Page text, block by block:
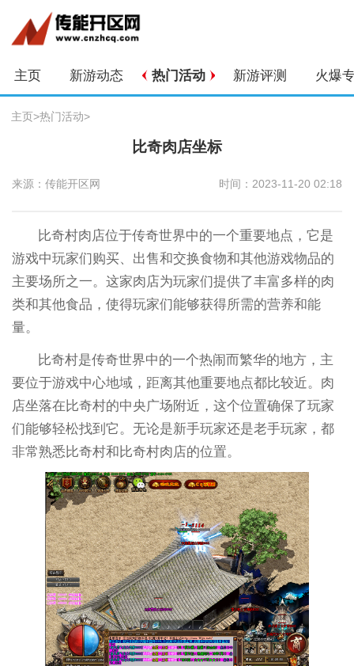
主页 新游动态 热门活动 新游评测 火爆
主页>热门活动>
比奇肉店坐标
来源：传能开区网 时间：2023-11-20 02:18
比奇村肉店位于传奇世界中的一个重要地点，它是
游戏中玩家们购买、出售和交换食物和其他游戏物品的
主要场所之一。这家肉店为玩家们提供了丰富多样的肉
类和其他食品，使得玩家们能够获得所需的营养和能
量。
比奇村是传奇世界中的一个热闹而繁华的地方，主
要位于游戏中心地域，距离其他重要地点都比较近。肉
店坐落在比奇村的中央广场附近，这个位置确保了玩家
们能够轻松找到它。无论是新手玩家还是老手玩家，都
非常熟悉比奇村和比奇村肉店的位置。